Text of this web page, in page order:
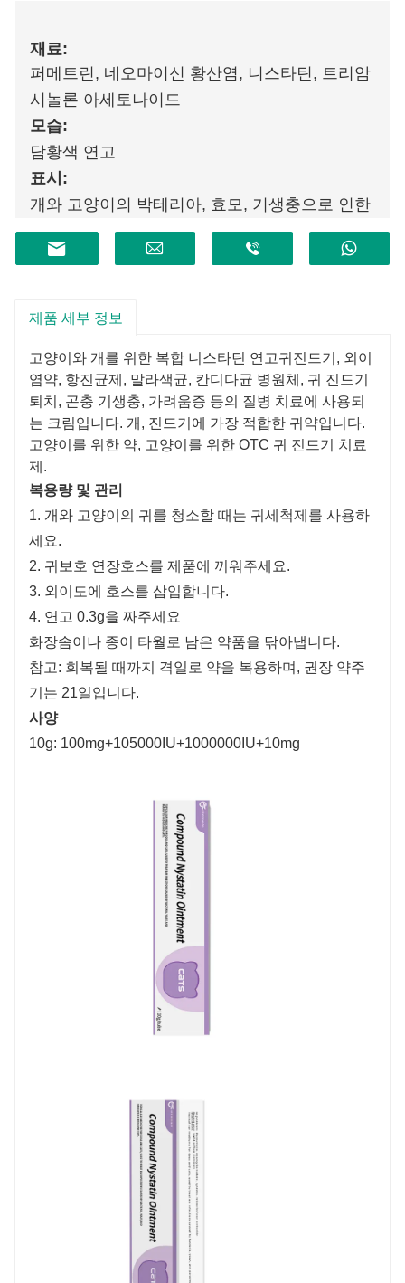
재료:
퍼메트린, 네오마이신 황산염, 니스타틴, 트리암
시놀론 아세토나이드
모습:
담황색 연고
표시:
개와 고양이의 박테리아, 효모, 기생충으로 인한
귀 감염을 치료하는 데 사용되는 개와 고양이용
국소 귀약입니다.
제품 세부 정보
고양이와 개를 위한 복합 니스타틴 연고귀진드기, 외이
염약, 항진균제, 말라색균, 칸디다균 병원체, 귀 진드기
퇴치, 곤충 기생충, 가려움증 등의 질병 치료에 사용되
는 크림입니다. 개, 진드기에 가장 적합한 귀약입니다.
고양이를 위한 약, 고양이를 위한 OTC 귀 진드기 치료
제.
복용량 및 관리
1. 개와 고양이의 귀를 청소할 때는 귀세척제를 사용하
세요.
2. 귀보호 연장호스를 제품에 끼워주세요.
3. 외이도에 호스를 삽입합니다.
4. 연고 0.3g을 짜주세요
화장솜이나 종이 타월로 남은 약품을 닦아냅니다.
참고: 회복될 때까지 격일로 약을 복용하며, 권장 약주
기는 21일입니다.
사양
10g: 100mg+105000IU+1000000IU+10mg